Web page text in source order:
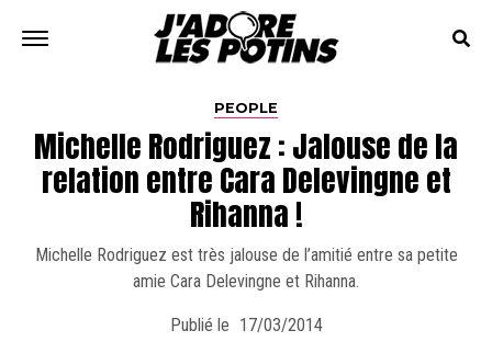
PEOPLE
Michelle Rodriguez : Jalouse de la
relation entre Cara Delevingne et
Rihanna !
Michelle Rodriguez est très jalouse de l’amitié entre sa petite
amie Cara Delevingne et Rihanna.
Publié le 17/03/2014